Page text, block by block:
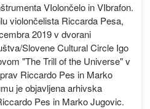
VIolončelo in VIbrafon.
violončelista Riccarda Pesa,
2019 v dvorani
Slovene Cultural Circle Igo
"The Trill of the Universe" v
Riccardo Pes in Marko
je objavljena arhivska
Pes in Marko Jugovic.